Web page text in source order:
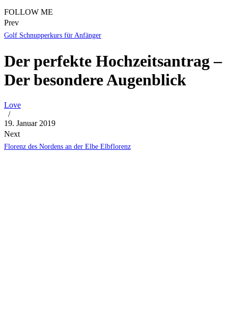
FOLLOW ME
Prev
Golf Schnupperkurs für Anfänger
Der perfekte Hochzeitsantrag –
Der besondere Augenblick
Love
/
19. Januar 2019
Next
Florenz des Nordens an der Elbe Elbflorenz